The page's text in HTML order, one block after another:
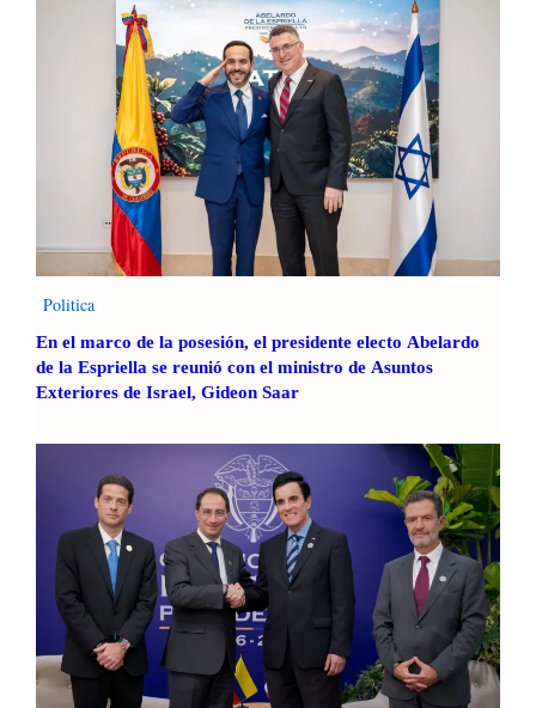
Politica
En el marco de la posesión, el presidente electo Abelardo
de la Espriella se reunió con el ministro de Asuntos
Exteriores de Israel, Gideon Saar